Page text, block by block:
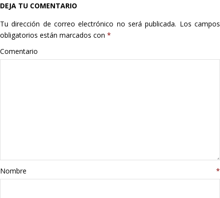
Hogar
Informática
Listas
libros
DEJA TU COMENTARIO
Tu dirección de correo electrónico no será publicada. Los campos
obligatorios están marcados con *
Comentario
Nombre *